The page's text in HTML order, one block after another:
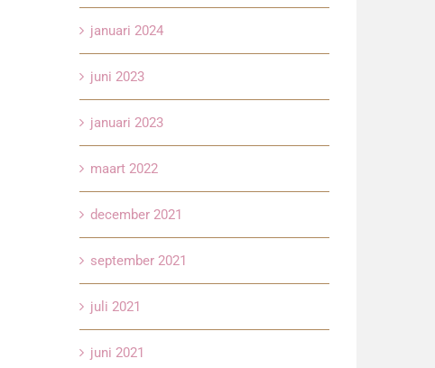
januari 2024
juni 2023
januari 2023
maart 2022
december 2021
september 2021
juli 2021
juni 2021